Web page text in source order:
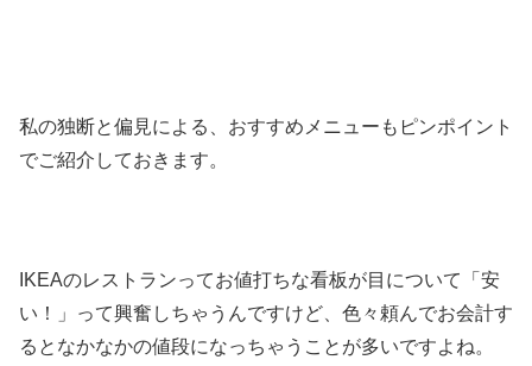
私の独断と偏見による、おすすめメニューもピンポイント
でご紹介しておきます。
IKEAのレストランってお値打ちな看板が目について「安
い！」って興奮しちゃうんですけど、色々頼んでお会計す
るとなかなかの値段になっちゃうことが多いですよね。